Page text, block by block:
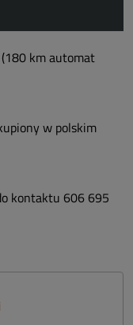
km automat
w polskim
kontaktu 606 695